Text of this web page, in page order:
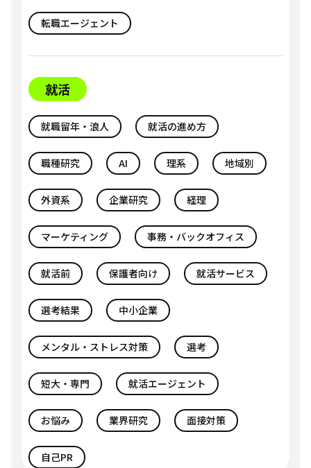
転職エージェント
就活
就職留年・浪人 就活の進め方
職種研究 AI 理系 地域別
外資系 企業研究 経理
マーケティング 事務・バックオフィス
就活前 保護者向け 就活サービス
選考結果 中小企業
メンタル・ストレス対策 選考
短大・専門 就活エージェント
お悩み 業界研究 面接対策
自己PR